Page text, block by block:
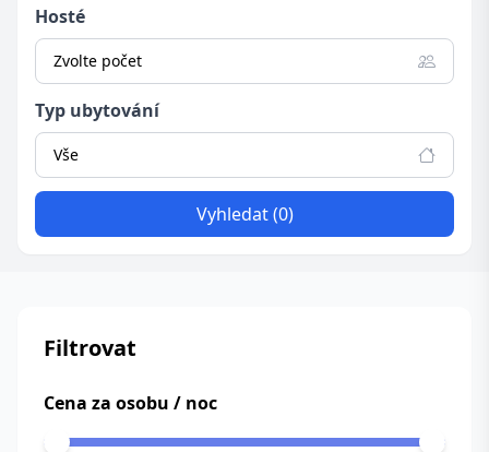
Hosté
Zvolte počet
Typ ubytování
Vše
Vyhledat (0)
Filtrovat
Cena za osobu / noc